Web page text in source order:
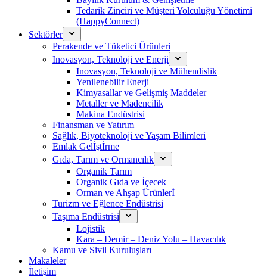
Tedarik Zinciri ve Müşteri Yolculuğu Yönetimi
(HappyConnect)
Sektörler
Perakende ve Tüketici Ürünleri
Inovasyon, Teknoloji ve Enerji
Inovasyon, Teknoloji ve Mühendislik
Yenilenebilir Enerji
Kimyasallar ve Gelişmiş Maddeler
Metaller ve Madencilik
Makina Endüstrisi
Finansman ve Yatırım
Sağlık, Biyoteknoloji ve Yaşam Bilimleri
Emlak Gelİştİrme
Gıda, Tarım ve Ormancılık
Organik Tarım
Organik Gıda ve İçecek
Orman ve Ahşap Ürünlerİ
Turizm ve Eğlence Endüstrisi
Taşıma Endüstrisi
Lojistik
Kara – Demir – Deniz Yolu – Havacılık
Kamu ve Sivil Kuruluşları
Makaleler
İletişim